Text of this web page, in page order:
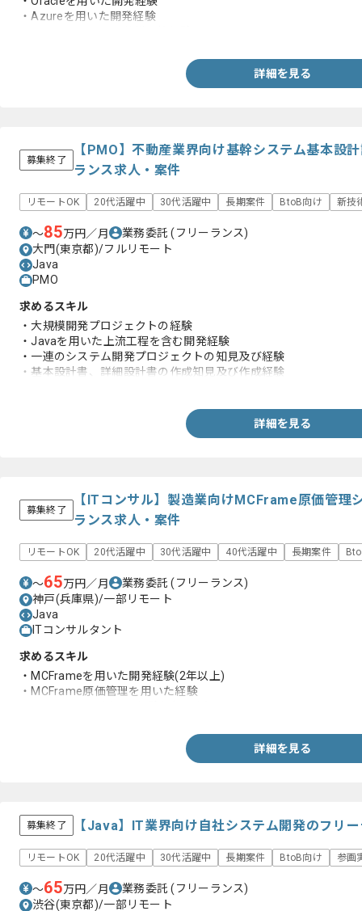
・Azureを用いた開発経験
詳細を見る
募集終了
【PMO】不動産業界向け基幹システム基本設
ランス求人・案件
リモートOK 20代活躍中 30代活躍中 長期案件 BtoB向け 新技
〜85万円／月 業務委託(フリーランス)
大門(東京都)/フルリモート
Java
PMO
求めるスキル
・大規模開発プロジェクトの経験
・Javaを用いた上流工程を含む開発経験
・一連のシステム開発プロジェクトの知見及び経験
・基本設計書、詳細設計書の作成知見及び作成経験
詳細を見る
募集終了
【ITコンサル】製造業向けMCFrame原価管理
ランス求人・案件
リモートOK 20代活躍中 30代活躍中 40代活躍中 長期案件
〜65万円／月 業務委託(フリーランス)
神戸(兵庫県)/一部リモート
Java
ITコンサルタント
求めるスキル
・MCFrameを用いた開発経験(2年以上)
・MCFrame原価管理を用いた経験
詳細を見る
募集終了 【Java】IT業界向け自社システム開発のフリ
リモートOK 20代活躍中 30代活躍中 長期案件 BtoB向け 参画
〜65万円／月 業務委託(フリーランス)
渋谷(東京都)/一部リモート